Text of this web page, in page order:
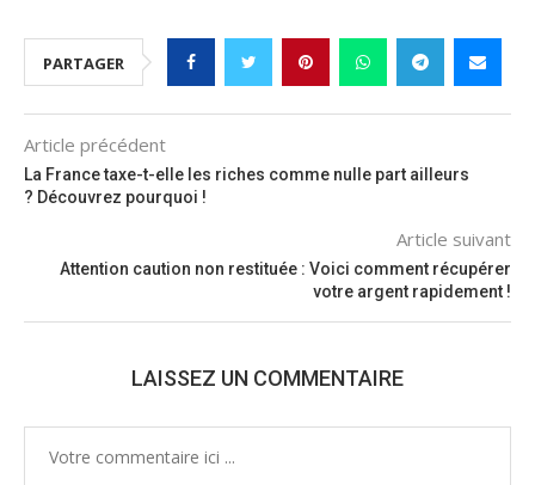
PARTAGER
Article précédent
La France taxe-t-elle les riches comme nulle part ailleurs
? Découvrez pourquoi !
Article suivant
Attention caution non restituée : Voici comment récupérer
votre argent rapidement !
LAISSEZ UN COMMENTAIRE